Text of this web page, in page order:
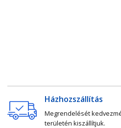
Házhozszállítás
Megrendelését
területén kiszállítjuk.